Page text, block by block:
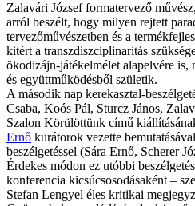
Zalavári József formatervező
arról beszélt, hogy milyen rejtett
tervezőművészetben és a
kitért a transzdiszciplinaritás
ökodizájn-játékelmélet alapelvére is,
és együttműködésből születik.
A második nap kerekasztal-
Csaba, Koós Pál, Sturcz János,
Szalon Körülöttünk című
Ernő kurátorok vezette
beszélgetéssel (Sára Ernő, Scherer
Érdekes módon ez utóbbi
konferencia kicsúcsosodásaként –
Stefan Lengyel éles kritikai